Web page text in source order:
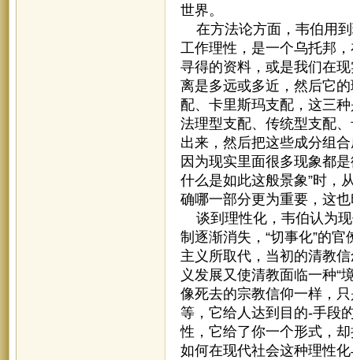
世界。
在方法论方面，韦伯用到
工作理性，是一个乌托邦
寻得的资料，或是我们在
离是多远或多近，然后它
配、卡里斯玛支配，这三
法理型支配、传统型支配
出来，然后把这些成分组
因为现实里面很多现象都
什么是如此这般景象”时，
确哪一部分更为重要，这
谈到理性化，韦伯认为现
制逐渐消失，“切事化”的
主义所取代，当初的清教
义发展又使清教面临一种“
像死去的宗教信仰一样，
等，它给人达到目的-手段
性，它给了你一个形式，
如何在现代社会这种理性